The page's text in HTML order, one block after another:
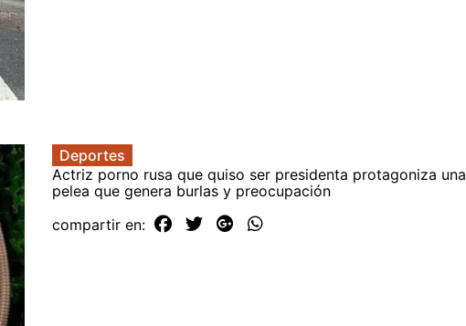
Deportes
Actriz porno rusa que quiso ser presidenta protagoniza una
pelea que genera burlas y preocupación
compartir en: